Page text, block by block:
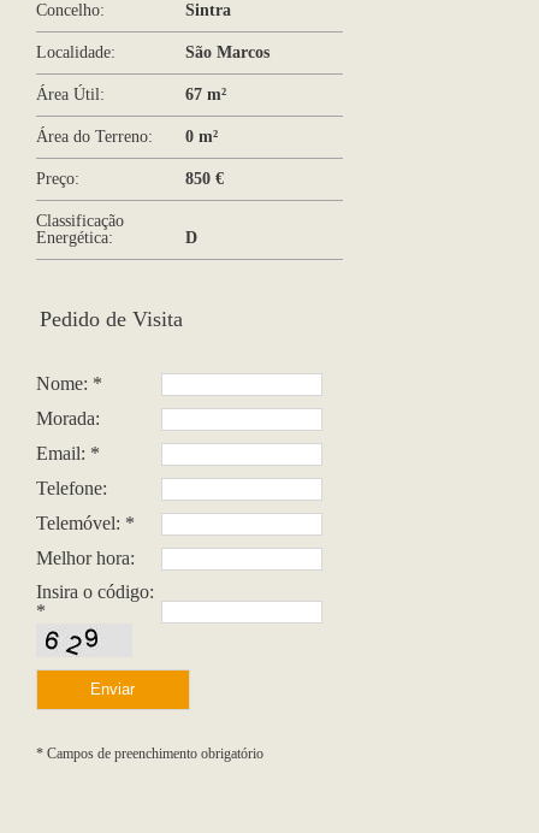
Concelho: Sintra
Localidade: São Marcos
Área Útil: 67 m²
Área do Terreno: 0 m²
Preço: 850 €
Classificação
Energética:
D
Pedido de Visita
Nome: *
Morada:
Email: *
Telefone:
Telemóvel: *
Melhor hora:
Insira o código:
*
* Campos de preenchimento obrigatório